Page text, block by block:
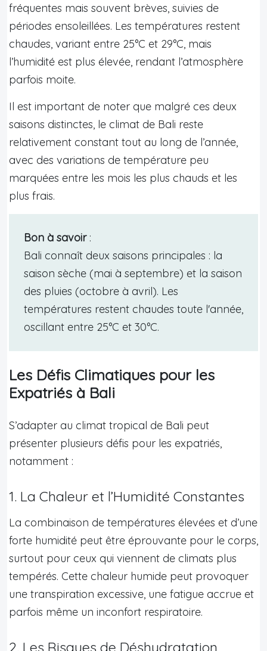
fréquentes mais souvent brèves, suivies de
périodes ensoleillées. Les températures restent
chaudes, variant entre 25°C et 29°C, mais
l’humidité est plus élevée, rendant l’atmosphère
parfois moite.
Il est important de noter que malgré ces deux
saisons distinctes, le climat de Bali reste
relativement constant tout au long de l’année,
avec des variations de température peu
marquées entre les mois les plus chauds et les
plus frais.
Bon à savoir:
Bali connaît deux saisons principales : la
saison sèche (mai à septembre) et la saison
des pluies (octobre à avril). Les
températures restent chaudes toute l'année,
oscillant entre 25°C et 30°C.
Les Défis Climatiques pour les
Expatriés à Bali
S’adapter au climat tropical de Bali peut
présenter plusieurs défis pour les expatriés,
notamment :
1. La Chaleur et l’Humidité Constantes
La combinaison de températures élevées et d’une
forte humidité peut être éprouvante pour le corps,
surtout pour ceux qui viennent de climats plus
tempérés. Cette chaleur humide peut provoquer
une transpiration excessive, une fatigue accrue et
parfois même un inconfort respiratoire.
2. Les Risques de Déshydratation